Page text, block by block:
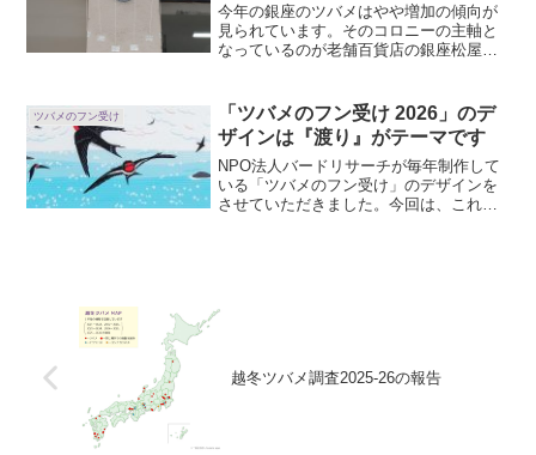
今年の銀座のツバメはやや増加の傾向が
見られています。そのコロニーの主軸と
なっているのが老舗百貨店の銀座松屋さ
の風物詩として、多くの人に親しまれて
きました。かつてはた...
ツバメのフン受け
「ツバメのフン受け 2026」のデ
ザインは『渡り』がテーマです
NPO法人バードリサーチが毎年制作して
いる「ツバメのフン受け」のデザインを
させていただきました。今回は、これま
越冬ツバメ調査2025-26の報告